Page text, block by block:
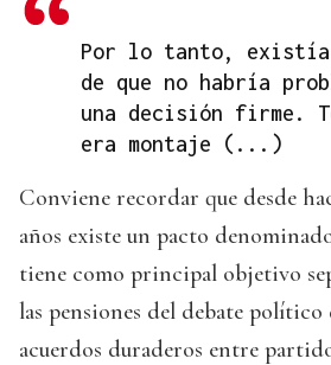
Por lo tanto, existía
de que no habría
una decisión firme.
era montaje (...)
Conviene recordar que desde
años existe un pacto
tiene como principal objetivo
las pensiones del debate
acuerdos duraderos entre